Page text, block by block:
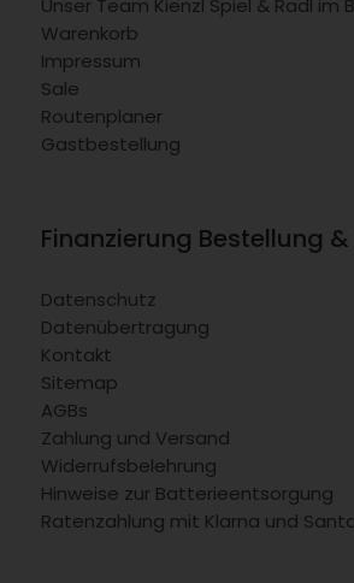
Unser Team Kienzl Spiel & Radl im
Warenkorb
Impressum
Sale
Routenplaner
Gastbestellung
Finanzierung Bestellung
Datenschutz
Datenübertragung
Kontakt
Sitemap
AGBs
Zahlung und Versand
Widerrufsbelehrung
Hinweise zur Batterieentsorgung
Ratenzahlung mit Klarna und